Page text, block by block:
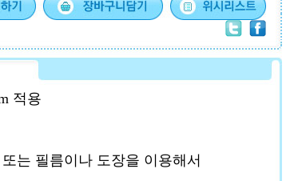
적용
는 필름이나 도장을 이용해서